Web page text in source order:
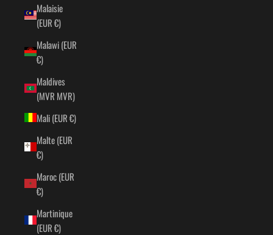
Malaisie
(EUR €)
Malawi (EUR
€)
Maldives
(MVR MVR)
Mali (EUR €)
Malte (EUR
€)
Maroc (EUR
€)
Martinique
(EUR €)